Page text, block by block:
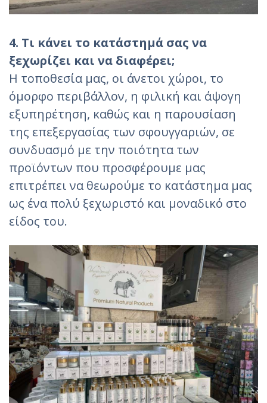
4. Τι κάνει το κατάστημά σας να
ξεχωρίζει και να διαφέρει;
Η τοποθεσία μας, οι άνετοι χώροι, το
όμορφο περιβάλλον, η φιλική και άψογη
εξυπηρέτηση, καθώς και η παρουσίαση
της επεξεργασίας των σφουγγαριών, σε
συνδυασμό με την ποιότητα των
προϊόντων που προσφέρουμε μας
επιτρέπει να θεωρούμε το κατάστημα μας
ως ένα πολύ ξεχωριστό και μοναδικό στο
είδος του.